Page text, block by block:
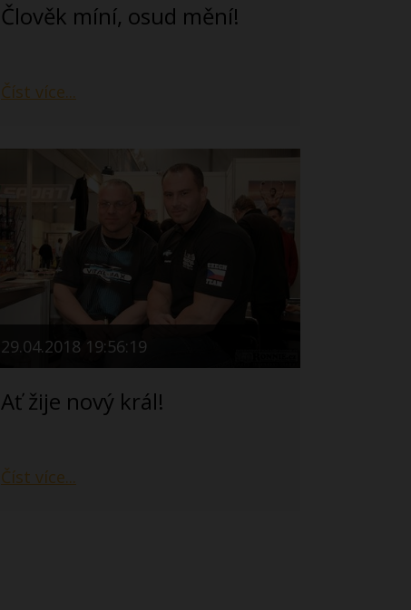
Člověk míní, osud mění!
Číst více...
29.04.2018 19:56:19
Ať žije nový král!
Číst více...